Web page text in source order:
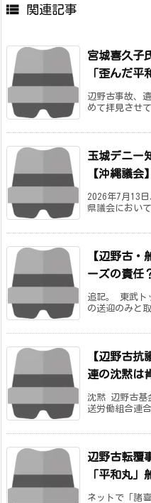
 関連記事
宮城喜久子
「歪んだ平
辺野古事故、
めて拝見させ
玉城デニー
【沖縄議会】
2026年7月13
県議会におい
【辺野古・
ーズの責任
追記。 東武ト
の送迎のみと
【辺野古抗
連の沈黙は
沈黙 辺野古基
送労働組合連
辺野古転覆
「平和丸」
ネットで「諸